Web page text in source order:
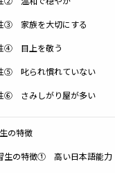
③ 家族を大切にする
④ 目上を敬う
⑤ 叱られ慣れていない
⑥ さみしがり屋が多い
の特徴
生の特徴① 高い日本語能力